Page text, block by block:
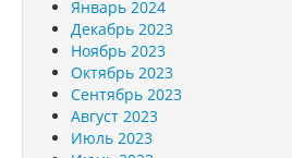
Январь 2024
Декабрь 2023
Ноябрь 2023
Октябрь 2023
Сентябрь 2023
Август 2023
Июль 2023